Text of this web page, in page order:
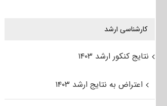
کارشناسی ارشد
نتایج کنکور ارشد ۱۴۰۳
اعتراض به نتایج ارشد ۱۴۰۳